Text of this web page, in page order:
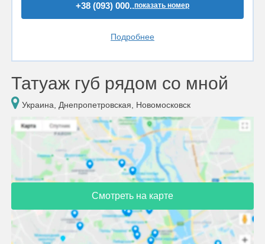
+38 (093) 000..показать номер
Подробнее
Татуаж губ рядом со мной
Украина, Днепропетровская, Новомосковск
Смотреть на карте